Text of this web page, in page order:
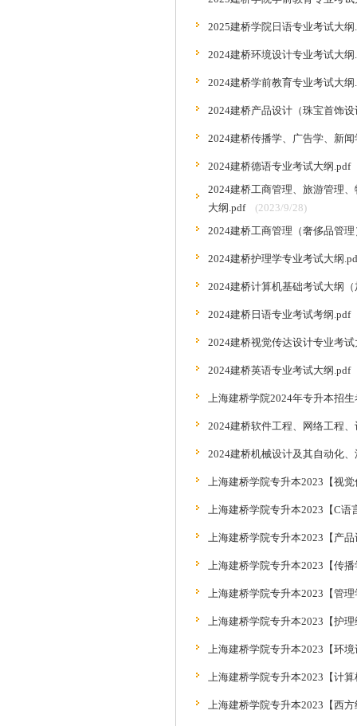
2025建桥学院日语专业考试大纲
2024建桥环境设计专业考试大纲
2024建桥学前教育专业考试大纲
2024建桥产品设计（珠宝首饰
2024建桥传播学、广告学、新
2024建桥德语专业考试大纲.pdf
2024建桥工商管理、旅游管理
大纲.pdf
(2023/9/28)
2024建桥工商管理（奢侈品管
2024建桥护理学专业考试大纲
2024建桥计算机基础考试大纲
2024建桥日语专业考试考纲.pdf
2024建桥视觉传达设计专业考试
2024建桥英语专业考试大纲.pdf
上海建桥学院2024年专升本招
2024建桥软件工程、网络工程
2024建桥机械设计及其自动化
上海建桥学院专升本2023【视
上海建桥学院专升本2023【C语
上海建桥学院专升本2023【产
上海建桥学院专升本2023【传
上海建桥学院专升本2023【管
上海建桥学院专升本2023【护
上海建桥学院专升本2023【环
上海建桥学院专升本2023【计
上海建桥学院专升本2023【西